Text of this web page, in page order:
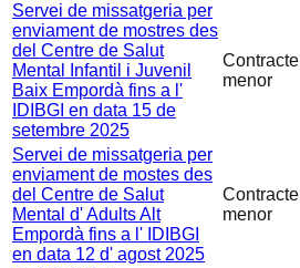
Servei de missatgeria per
enviament de mostres des
del Centre de Salut
Mental Infantil i Juvenil
Baix Empordà fins a l'
IDIBGI en data 15 de
setembre 2025
Contracte
menor
Servei de missatgeria per
enviament de mostes des
del Centre de Salut
Mental d' Adults Alt
Empordà fins a l' IDIBGI
en data 12 d' agost 2025
Contracte
menor